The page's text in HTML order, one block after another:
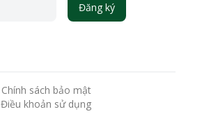
Đăng ký
Chính sách bảo mật
Điều khoản sử dụng